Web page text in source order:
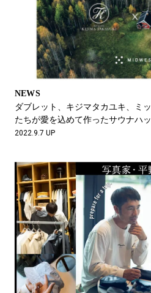
NEWS
ダブレット、キジマタカユキ、ミ
たちが愛を込めて作ったサウナハ
2022.9.7 UP